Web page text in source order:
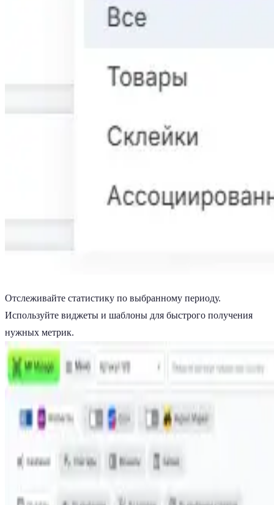
Отслеживайте статистику по выбранному периоду.
Используйте виджеты и шаблоны для быстрого получения
нужных метрик.